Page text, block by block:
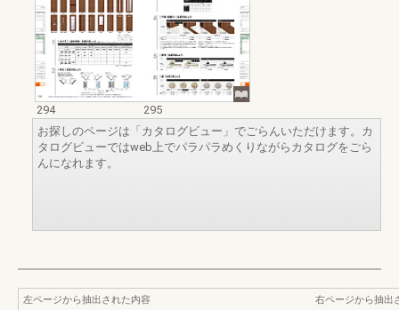
294
295
お探しのページは「カタログビュー」でごらんいただけます。カ
タログビューではweb上でパラパラめくりながらカタログをごら
んになれます。
左ページから抽出された内容
右ページから抽出